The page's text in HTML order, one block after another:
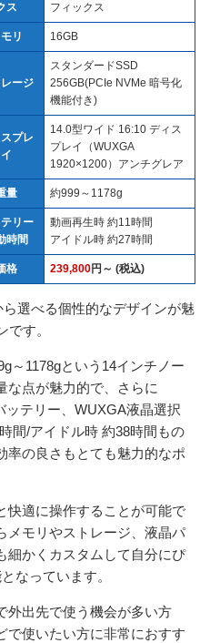
ス
フィックス
リ 16GB
ージ
スタンダードSSD
256GB(PCIe NVMe 暗号化
機能付き)
プレ
イ
14.0型ワイド 16:10 ディス
プレイ（WUXGA
1920×1200）アンチグレア
量 約999～1178g
リー
時間
動画再生時 約11時間
アイドル時 約27時間
格 239,800円～ (税込)
選べる個性的なデザインが魅
す。
～1178gという14インチノー
な点が魅力的で、さらに
ッテリー、WUXGA液晶選択
間/アイドル時 約38時間もの
率の良さもとても魅力的なポ
快適に操作することが可能で
メモリやストレージ、液晶パ
細かくカスタムして自分にぴ
なっています。
外出先で使う機会が多い方
で使いたい方に非常におすす